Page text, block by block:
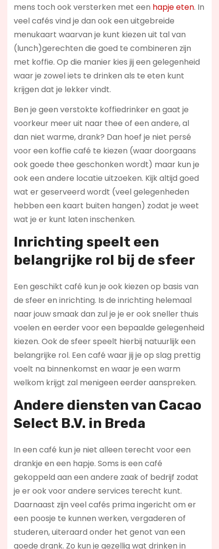
mens toch ook versterken met een hapje eten. In
veel cafés vind je dan ook een uitgebreide
menukaart waarvan je kunt kiezen uit tal van
(lunch)gerechten die goed te combineren zijn
met koffie. Op die manier kies jij een gelegenheid
waar je zowel iets te drinken als te eten kunt
krijgen dat je lekker vindt.
Ben je geen verstokte koffiedrinker en gaat je
voorkeur meer uit naar thee of een andere, al
dan niet warme, drank? Dan hoef je niet persé
voor een koffie café te kiezen (waar doorgaans
ook goede thee geschonken wordt) maar kun je
ook een andere locatie uitzoeken. Kijk altijd goed
wat er geserveerd wordt (veel gelegenheden
hebben een kaart buiten hangen) zodat je weet
wat je er kunt laten inschenken.
Inrichting speelt een
belangrijke rol bij de sfeer
Een geschikt café kun je ook kiezen op basis van
de sfeer en inrichting. Is de inrichting helemaal
naar jouw smaak dan zul je je er ook sneller thuis
voelen en eerder voor een bepaalde gelegenheid
kiezen. Ook de sfeer speelt hierbij natuurlijk een
belangrijke rol. Een café waar jij je op slag prettig
voelt na binnenkomst en waar je een warm
welkom krijgt zal menigeen eerder aanspreken.
Andere diensten van Cacao
Select B.V. in Breda
In een café kun je niet alleen terecht voor een
drankje en een hapje. Soms is een café
gekoppeld aan een andere zaak of bedrijf zodat
je er ook voor andere services terecht kunt.
Daarnaast zijn veel cafés prima ingericht om er
een poosje te kunnen werken, vergaderen of
studeren, uiteraard onder het genot van een
goede drank. Zo kun je gezellig wat drinken in